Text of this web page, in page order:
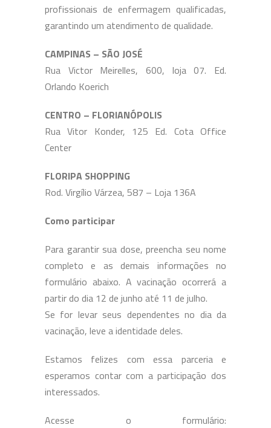
profissionais de enfermagem qualificadas,
garantindo um atendimento de qualidade.
CAMPINAS – SÃO JOSÉ
Rua Victor Meirelles, 600, loja 07. Ed.
Orlando Koerich
CENTRO – FLORIANÓPOLIS
Rua Vitor Konder, 125 Ed. Cota Office
Center
FLORIPA SHOPPING
Rod. Virgílio Várzea, 587 – Loja 136A
Como participar
Para garantir sua dose, preencha seu nome
completo e as demais informações no
formulário abaixo. A vacinação ocorrerá a
partir do dia 12 de junho até 11 de julho.
Se for levar seus dependentes no dia da
vacinação, leve a identidade deles.
Estamos felizes com essa parceria e
esperamos contar com a participação dos
interessados.
Acesse o formulário: